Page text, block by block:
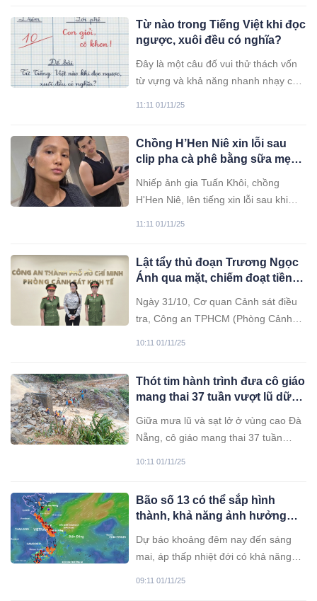
Từ nào trong Tiếng Việt khi đọc
ngược, xuôi đều có nghĩa?
Đây là một câu đố vui thử thách vốn
từ vựng và khả năng nhanh nhạy của
11:11 01/11/25
Chồng H’Hen Niê xin lỗi sau
clip pha cà phê bằng sữa mẹ
Nhiếp ảnh gia Tuấn Khôi, chồng
H'Hen Niê, lên tiếng xin lỗi sau khi
11:11 01/11/25
Lật tẩy thủ đoạn Trương Ngọc
Ánh qua mặt, chiếm đoạt tiền
Ngày 31/10, Cơ quan Cảnh sát điều
tra, Công an TPHCM (Phòng Cảnh
dụng tín nhiệm chiếm đoạt tài sản.
10:11 01/11/25
Thót tim hành trình đưa cô giáo
mang thai 37 tuần vượt lũ dữ
Giữa mưa lũ và sạt lở ở vùng cao Đà
Nẵng, cô giáo mang thai 37 tuần
10:11 01/11/25
Bão số 13 có thể sắp hình
thành, khả năng ảnh hưởng
Dự báo khoảng đêm nay đến sáng
mai, áp thấp nhiệt đới có khả năng
09:11 01/11/25